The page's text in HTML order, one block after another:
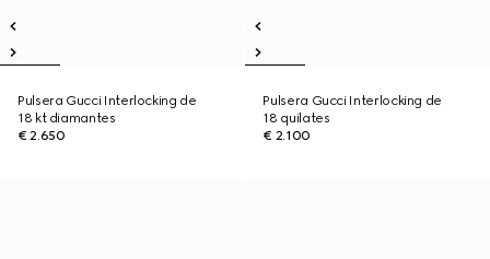
Pulsera Gucci Interlocking de
18 kt diamantes
€ 2.650
Pulsera Gucci Interlocking de
18 quilates
€ 2.100